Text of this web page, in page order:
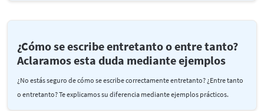
¿Cómo se escribe entretanto o entre tanto?
Aclaramos esta duda mediante ejemplos
¿No estás seguro de cómo se escribe correctamente entretanto? ¿Entre tanto
o entretanto? Te explicamos su diferencia mediante ejemplos prácticos.